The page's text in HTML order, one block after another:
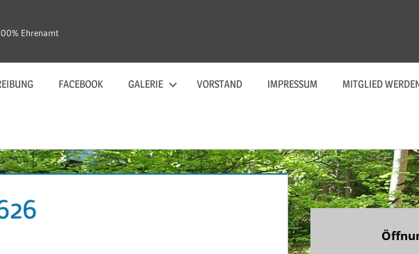
Ehrenamt
FACEBOOK GALERIE VORSTAND IMPRESSUM MITGLIED